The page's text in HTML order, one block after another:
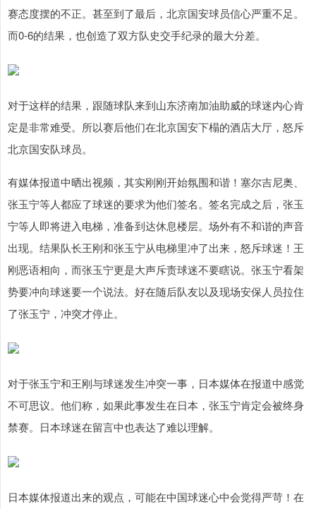
赛态度摆的不正。甚至到了最后，北京国安球员信心严重不足。
而0-6的结果，也创造了双方队史交手纪录的最大分差。
对于这样的结果，跟随球队来到山东济南加油助威的球迷内心肯
定是非常难受。所以赛后他们在北京国安下榻的酒店大厅，怒斥
北京国安队球员。
有媒体报道中晒出视频，其实刚刚开始氛围和谐！塞尔吉尼奥、
张玉宁等人都应了球迷的要求为他们签名。签名完成之后，张玉
宁等人即将进入电梯，准备到达休息楼层。场外有不和谐的声音
出现。结果队长王刚和张玉宁从电梯里冲了出来，怒斥球迷！王
刚恶语相向，而张玉宁更是大声斥责球迷不要瞎说。张玉宁看架
势要冲向球迷要一个说法。好在随后队友以及现场安保人员拉住
了张玉宁，冲突才停止。
对于张玉宁和王刚与球迷发生冲突一事，日本媒体在报道中感觉
不可思议。他们称，如果此事发生在日本，张玉宁肯定会被终身
禁赛。日本球迷在留言中也表达了难以理解。
日本媒体报道出来的观点，可能在中国球迷心中会觉得严苛！在